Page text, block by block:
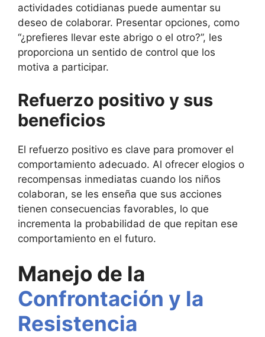
actividades cotidianas puede aumentar su
deseo de colaborar. Presentar opciones, como
“¿prefieres llevar este abrigo o el otro?”, les
proporciona un sentido de control que los
motiva a participar.
Refuerzo positivo y sus
beneficios
El refuerzo positivo es clave para promover el
comportamiento adecuado. Al ofrecer elogios o
recompensas inmediatas cuando los niños
colaboran, se les enseña que sus acciones
tienen consecuencias favorables, lo que
incrementa la probabilidad de que repitan ese
comportamiento en el futuro.
Manejo de la
Confrontación y la
Resistencia